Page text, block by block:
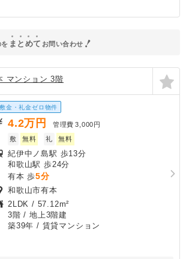
を ま と めて お問い合わせ
マンション 3階
敷金・礼金ゼロ物件
4.2万円 管理費 3,000円
敷
無料 礼 無料
紀伊中ノ島駅 歩13分
和歌山駅 歩24分
有本 歩5分
和歌山市有本
2LDK / 57.12m²
3階 / 地上3階建
築39年 / 賃貸マンション